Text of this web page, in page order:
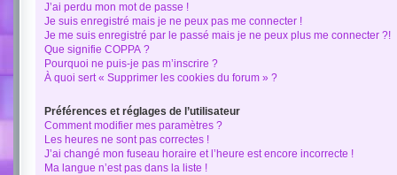
J’ai perdu mon mot de passe !
Je suis enregistré mais je ne peux pas me connecter !
Je me suis enregistré par le passé mais je ne peux plus me connecter ?!
Que signifie COPPA ?
Pourquoi ne puis-je pas m’inscrire ?
À quoi sert « Supprimer les cookies du forum » ?
Préférences et réglages de l’utilisateur
Comment modifier mes paramètres ?
Les heures ne sont pas correctes !
J’ai changé mon fuseau horaire et l’heure est encore incorrecte !
Ma langue n’est pas dans la liste !